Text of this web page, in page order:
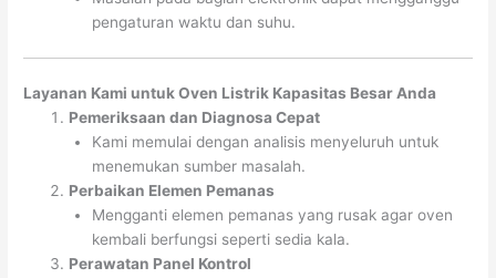
pengaturan waktu dan suhu.
Layanan Kami untuk Oven Listrik Kapasitas Besar Anda
Pemeriksaan dan Diagnosa Cepat
Kami memulai dengan analisis menyeluruh untuk
menemukan sumber masalah.
Perbaikan Elemen Pemanas
Mengganti elemen pemanas yang rusak agar oven
kembali berfungsi seperti sedia kala.
Perawatan Panel Kontrol